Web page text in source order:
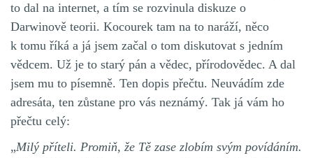
to dal na internet, a tím se rozvinula diskuze o
Darwinově teorii. Kocourek tam na to naráží, něco
k tomu říká a já jsem začal o tom diskutovat s jedním
vědcem. Už je to starý pán a vědec, přírodovědec. A dal
jsem mu to písemně. Ten dopis přečtu. Neuvádím zde
adresáta, ten zůstane pro vás neznámý. Tak já vám ho
přečtu celý:
„Milý příteli. Promiň, že Tě zase zlobím svým povídáním.